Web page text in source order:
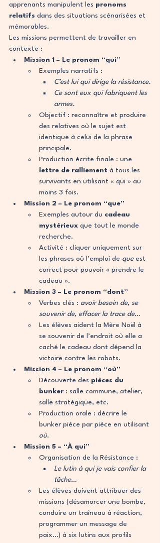
apprenants manipulent les pronoms
relatifs dans des situations scénarisées et
mémorables.
Les missions permettent de travailler en
contexte :
Mission 1 – Le pronom “qui”
Exemples narratifs :
C’est lui qui dirige la résistance.
Ce sont eux qui fabriquent les
armes.
Objectif : reconnaître et produire
des relatives où le sujet est
identique à celui de la phrase
principale.
Production écrite finale : une
lettre de ralliement à tous les
survivants en utilisant « qui » au
moins 3 fois.
Mission 2 – Le pronom “que”
Exemples autour du cadeau
mystérieux que tout le monde
recherche.
Activité : cliquer uniquement sur
les phrases où l’emploi de que est
correct pour pouvoir « prendre le
cadeau ».
Mission 3 – Le pronom “dont”
Verbes clés : avoir besoin de, se
souvenir de, effacer la trace de…
Les élèves aident la Mère Noël à
se souvenir de l’endroit où elle a
caché le cadeau dont dépend la
victoire contre les robots.
Mission 4 – Le pronom “où”
Découverte des pièces du
bunker : salle commune, atelier,
salle stratégique, etc.
Production orale : décrire le
bunker pièce par pièce en utilisant
où.
Mission 5 – “À qui”
Organisation de la Résistance :
Le lutin à qui je vais confier la
tâche…
Les élèves doivent attribuer des
missions (désamorcer une bombe,
conduire un traîneau à réaction,
programmer un message de
paix…) à six lutins aux profils